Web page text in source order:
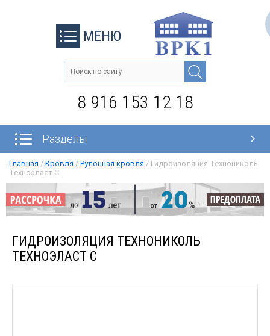
МЕНЮ
8 916 153 12 18
Разделы
Главная / Кровля / Рулонная кровля / Гидроизоляция Технониколь
Техноэласт С
ГИДРОИЗОЛЯЦИЯ ТЕХНОНИКОЛЬ
ТЕХНОЭЛАСТ С